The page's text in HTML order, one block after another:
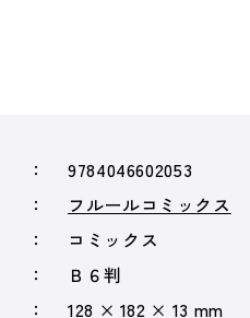
9784046602053
フルールコミックス
コミックス
Ｂ６判
128 × 182 × 13 mm